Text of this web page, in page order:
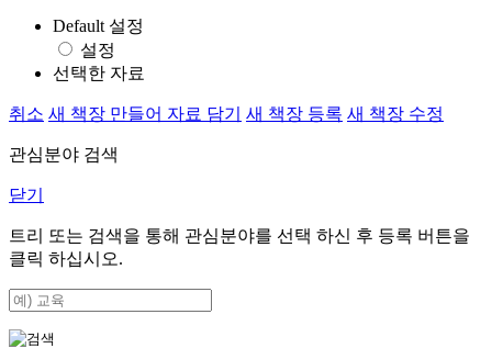
Default 설정
설정
선택한 자료
취소 새 책장 만들어 자료 담기 새 책장 등록 새 책장 수정
관심분야 검색
닫기
트리 또는 검색을 통해 관심분야를 선택 하신 후 등록 버튼을
클릭 하십시오.